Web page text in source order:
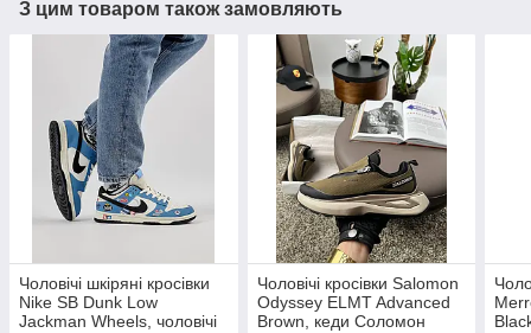
З цим товаром також замовляють
Чоловічі шкіряні кросівки
Nike SB Dunk Low
Jackman Wheels, чоловічі
Чоловічі кросівки Salomon
Odyssey ELMT Advanced
Brown, кеди Соломон